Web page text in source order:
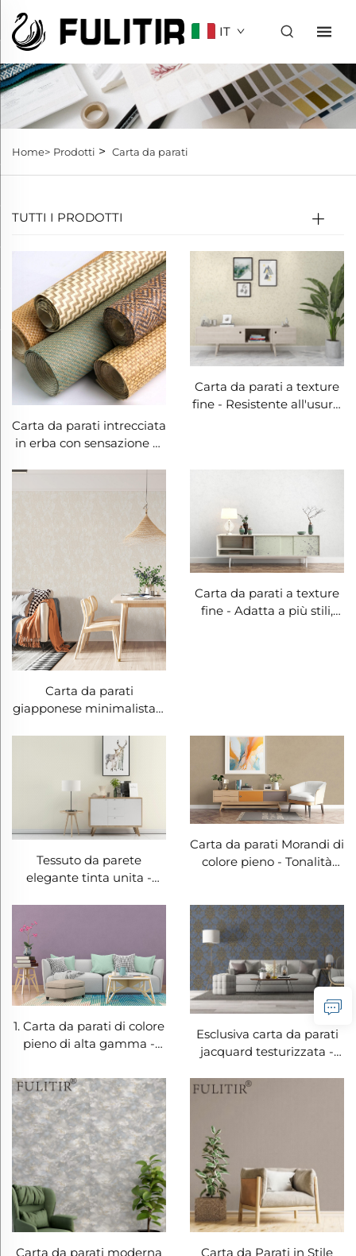
IT
Home> Prodotti > Carta da parati
TUTTI I PRODOTTI
Carta da parati intrecciata
in erba con sensazione di
parati tridimensionale
naturale ed ecologica,
adesivi spessi in sisal e
rattan non autoadesivi,
vendita all'ingrosso del
Carta da parati a texture
fine - Resistente all'usura,
murale per alleviare
Carta da parati
giapponese minimalista a
delicata e sensazione
traspirante, decorazione
murale per soggiorni,
camere da letto e studi
Carta da parati a texture
fine - Adatta a più stili,
Tessuto da parete
elegante tinta unita -
decorativo per pareti di
soggiorni, camere da letto
e tutta la casa in stile
moderno minimalista
Carta da parati Morandi di
colore pieno - Tonalità
pareti d'accento in
ingresso, corridoio e
camera da letto
1. Carta da parati di colore
pieno di alta gamma -
all'usura e facile da
mantenere, materiale
decorativo per pareti
adatto a soggiorni,
camere da letto e tutta la
casa
Esclusiva carta da parati
jacquard testurizzata -
all'usura e alle macchie
Carta da parati moderna
Carta da Parati in Stile